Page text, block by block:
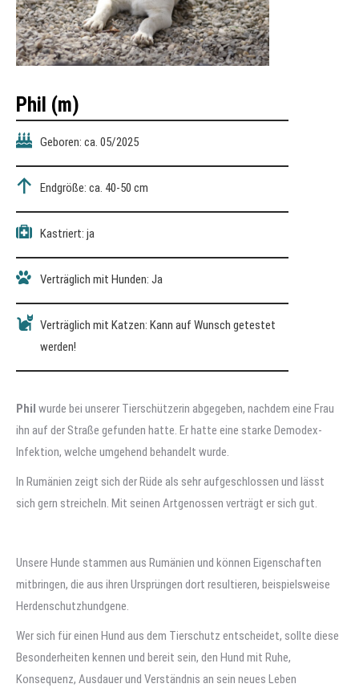
Phil (m)
Geboren: ca. 05/2025
Endgröße: ca. 40-50 cm
Kastriert: ja
Verträglich mit Hunden: Ja
Verträglich mit Katzen: Kann auf Wunsch getestet
werden!
Phil wurde bei unserer Tierschützerin abgegeben, nachdem eine Frau
ihn auf der Straße gefunden hatte. Er hatte eine starke Demodex-
Infektion, welche umgehend behandelt wurde.
In Rumänien zeigt sich der Rüde als sehr aufgeschlossen und lässt
sich gern streicheln. Mit seinen Artgenossen verträgt er sich gut.
Unsere Hunde stammen aus Rumänien und können Eigenschaften
mitbringen, die aus ihren Ursprüngen dort resultieren, beispielsweise
Herdenschutzhundgene.
Wer sich für einen Hund aus dem Tierschutz entscheidet, sollte diese
Besonderheiten kennen und bereit sein, den Hund mit Ruhe,
Konsequenz, Ausdauer und Verständnis an sein neues Leben